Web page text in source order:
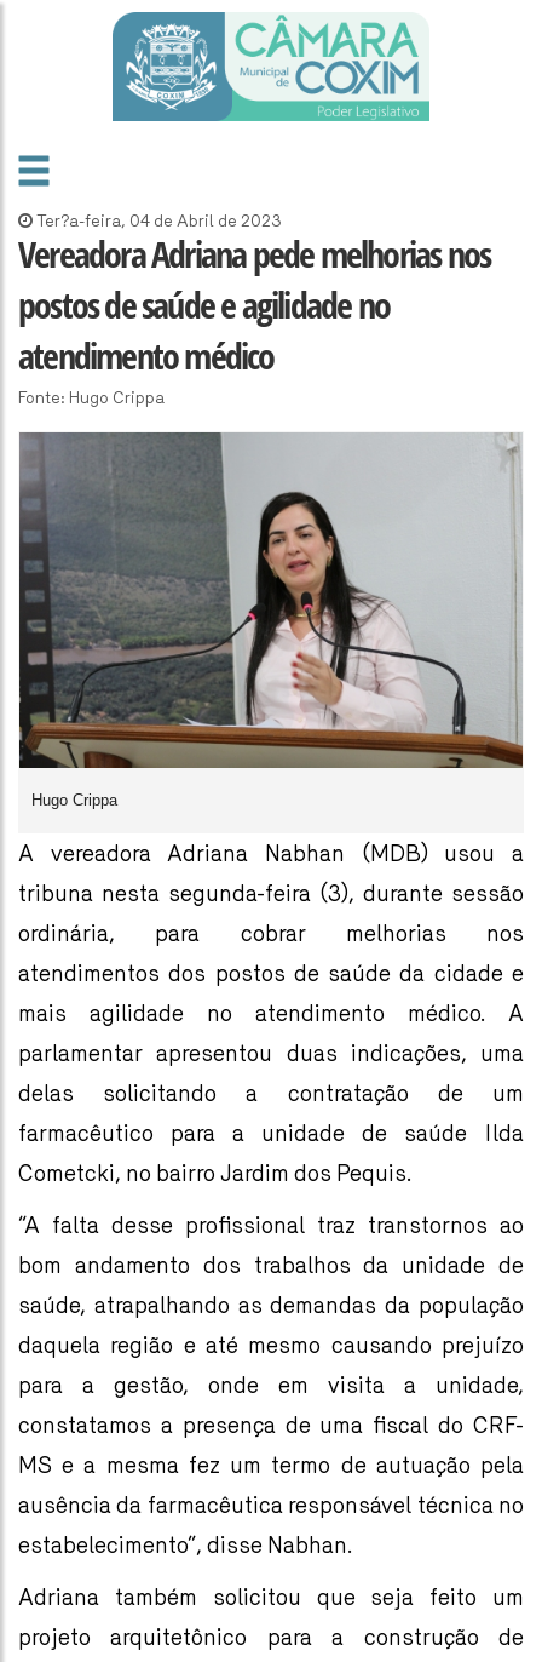
Ter?a-feira, 04 de Abril de 2023
Vereadora Adriana pede melhorias nos
postos de saúde e agilidade no
atendimento médico
Fonte: Hugo Crippa
Hugo Crippa
A vereadora Adriana Nabhan (MDB) usou a
tribuna nesta segunda-feira (3), durante sessão
ordinária, para cobrar melhorias nos
atendimentos dos postos de saúde da cidade e
mais agilidade no atendimento médico. A
parlamentar apresentou duas indicações, uma
delas solicitando a contratação de um
farmacêutico para a unidade de saúde Ilda
Cometcki, no bairro Jardim dos Pequis.
“A falta desse profissional traz transtornos ao
bom andamento dos trabalhos da unidade de
saúde, atrapalhando as demandas da população
daquela região e até mesmo causando prejuízo
para a gestão, onde em visita a unidade,
constatamos a presença de uma fiscal do CRF-
MS e a mesma fez um termo de autuação pela
ausência da farmacêutica responsável técnica no
estabelecimento”, disse Nabhan.
Adriana também solicitou que seja feito um
projeto arquitetônico para a construção de